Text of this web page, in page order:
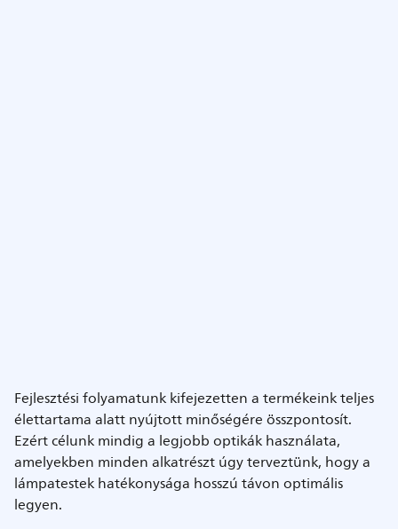
Fejlesztési folyamatunk kifejezetten a termékeink teljes
élettartama alatt nyújtott minőségére összpontosít.
Ezért célunk mindig a legjobb optikák használata,
amelyekben minden alkatrészt úgy terveztünk, hogy a
lámpatestek hatékonysága hosszú távon optimális
legyen.